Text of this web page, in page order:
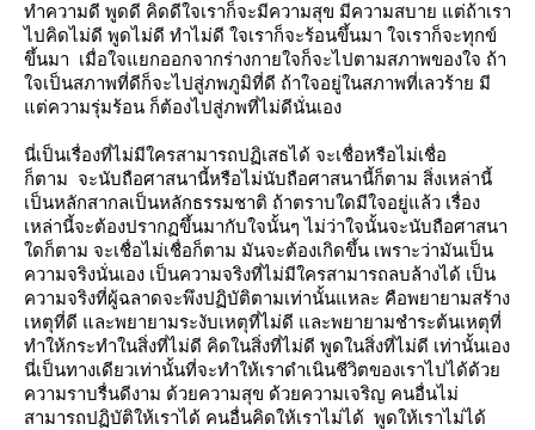
ทำความดี พูดดี คิดดีใจเราก็จะมีความสุข มีความสบาย แต่ถ้าเรา
ไปคิดไม่ดี พูดไม่ดี ทำไม่ดี ใจเราก็จะร้อนขึ้นมา ใจเราก็จะทุกข์
ขึ้นมา เมื่อใจแยกออกจากร่างกายใจก็จะไปตามสภาพของใจ ถ้า
จเป็นสภาพที่ดีก็จะไปสู่ภพภูมิที่ดี ถ้าใจอยู่ในสภาพที่เลวร้าย มี
ต่ความรุ่มร้อน ก็ต้องไปสู่ภพที่ไม่ดีนั่นเอง
นี่เป็นเรื่องที่ไม่มีใครสามารถปฏิเสธได้ จะเชื่อหรือไม่เชื่อ
ก็ตาม จะนับถือศาสนานี้หรือไม่นับถือศาสนานี้ก็ตาม สิ่งเหล่านี้
เป็นหลักสากลเป็นหลักธรรมชาติ ถ้าตราบใดมีใจอยู่แล้ว เรื่อง
เหล่านี้จะต้องปรากฏขึ้นมากับใจนั้นๆ ไม่ว่าใจนั้นจะนับถือศาสนา
ดก็ตาม จะเชื่อไม่เชื่อก็ตาม มันจะต้องเกิดขึ้น เพราะว่ามันเป็น
ความจริงนั่นเอง เป็นความจริงที่ไม่มีใครสามารถลบล้างได้ เป็น
ความจริงที่ผู้ฉลาดจะพึงปฏิบัติตามเท่านั้นแหละ คือพยายามสร้าง
เหตุที่ดี และพยายามระงับเหตุที่ไม่ดี และพยายามชำระต้นเหตุที่
ทำให้กระทำในสิ่งที่ไม่ดี คิดในสิ่งที่ไม่ดี พูดในสิ่งที่ไม่ดี เท่านั้นเอง
นี่เป็นทางเดียวเท่านั้นที่จะทำให้เราดำเนินชีวิตของเราไปได้ด้ว
ความราบรื่นดีงาม ด้วยความสุข ด้วยความเจริญ คนอื่นไม่
สามารถปฏิบัติให้เราได้ คนอื่นคิดให้เราไม่ได้ พูดให้เราไม่ได้